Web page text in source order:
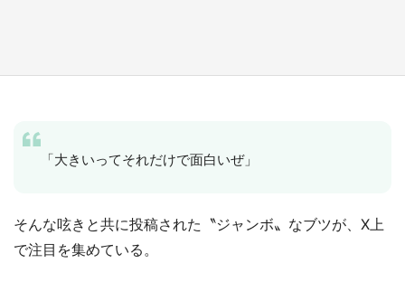
「大きいってそれだけで面白いぜ」
そんな呟きと共に投稿された〝ジャンボ〟なブツが、X上
で注目を集めている。